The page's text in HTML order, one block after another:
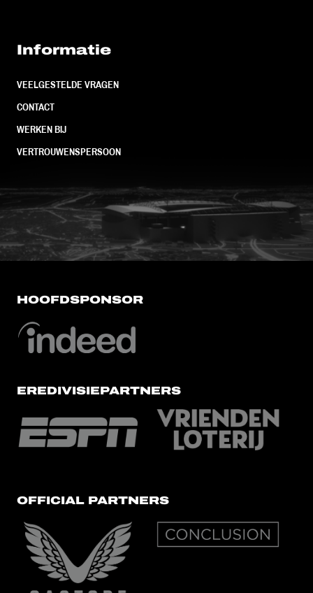
Informatie
VEELGESTELDE VRAGEN
CONTACT
WERKEN BIJ
VERTROUWENSPERSOON
FC Utrecht<br>vanuit<br>het
HOOFDSPONSOR
EREDIVISIEPARTNERS
OFFICIAL PARTNERS